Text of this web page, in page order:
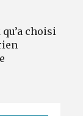
choisi